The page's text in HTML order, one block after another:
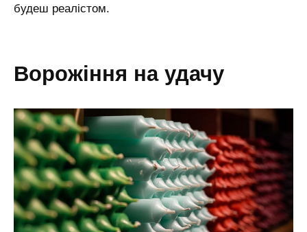
будеш реалістом.
ворожіння на удачу